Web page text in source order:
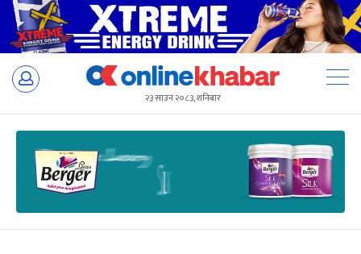
Skip
२३ साउन २०८३, शनिबार